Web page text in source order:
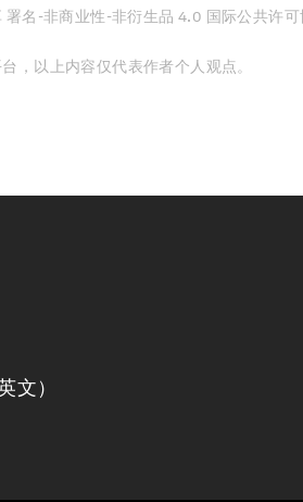
名-非商业性-非衍生品 4.0 国际公共许可
，以上内容仅代表作者个人观点。
文）